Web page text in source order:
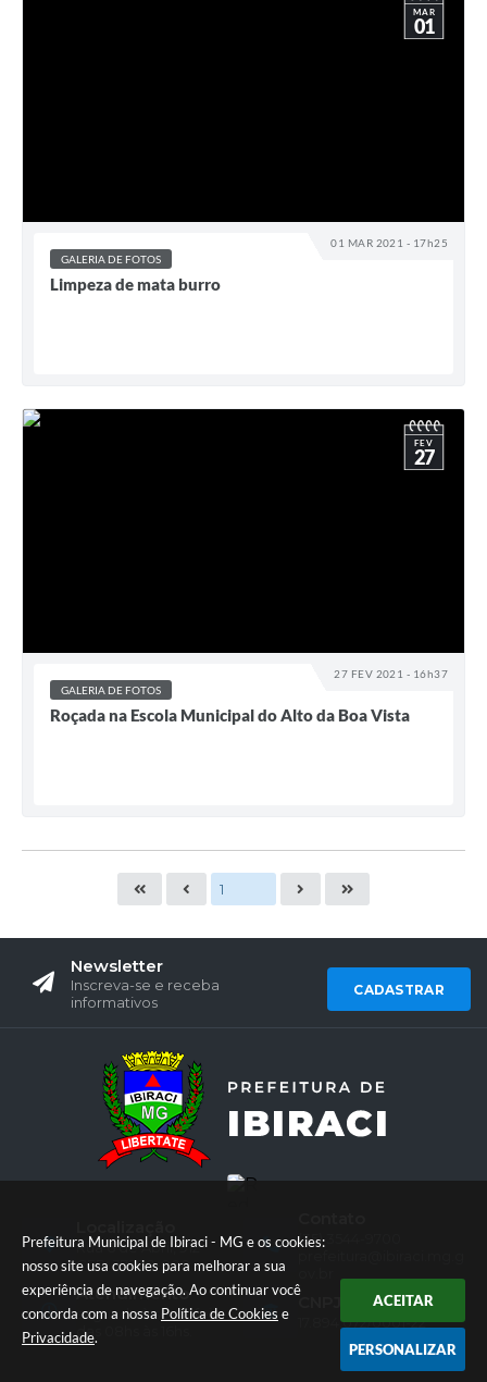
Prefeitura Municipal de Ibiraci - MG e os cookies:
nosso site usa cookies para melhorar a sua
experiência de navegação. Ao continuar você
concorda com a nossa Política de Cookies e
Privacidade.
ACEITAR
PERSONALIZAR
01 MAR 2021 - 17h25
MAR
01
GALERIA DE FOTOS
Limpeza de mata burro
27 FEV 2021 - 16h37
FEV
27
GALERIA DE FOTOS
Roçada na Escola Municipal do Alto da Boa Vista
Newsletter
Inscreva-se e receba
informativos
CADASTRAR
Rua 6 de Abril, 912
CEP: 37990-000
(35) 3544-9700
Atendimento
segunda à sexta feira
das 08hs às 16hs.
17.894.072/0001-22